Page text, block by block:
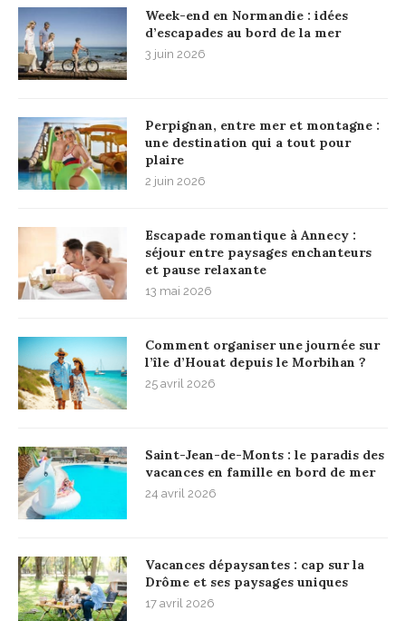
Week-end en Normandie : idées
d’escapades au bord de la mer
3 juin 2026
Perpignan, entre mer et montagne :
une destination qui a tout pour
plaire
2 juin 2026
Escapade romantique à Annecy :
séjour entre paysages enchanteurs
et pause relaxante
13 mai 2026
Comment organiser une journée sur
l’île d’Houat depuis le Morbihan ?
25 avril 2026
Saint-Jean-de-Monts : le paradis des
vacances en famille en bord de mer
24 avril 2026
Vacances dépaysantes : cap sur la
Drôme et ses paysages uniques
17 avril 2026